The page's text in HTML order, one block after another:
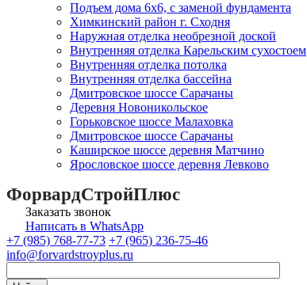
Подъем дома 6х6, с заменой фундамента
Химкинский район г. Сходня
Наружная отделка необрезной доской
Внутренняя отделка Карельским сухостоем
Внутренняя отделка потолка
Внутренняя отделка бассейна
Дмитровское шоссе Сарачаны
Деревня Новоникольское
Горьковское шоссе Малаховка
Дмитровское шоссе Сарачаны
Каширское шоссе деревня Матчино
Ярословское шоссе деревня Левково
ФорвардСтройПлюс
Заказать звонок
Написать в WhatsApp
+7 (985) 768-77-73 +7 (965) 236-75-46
info@forvardstroyplus.ru